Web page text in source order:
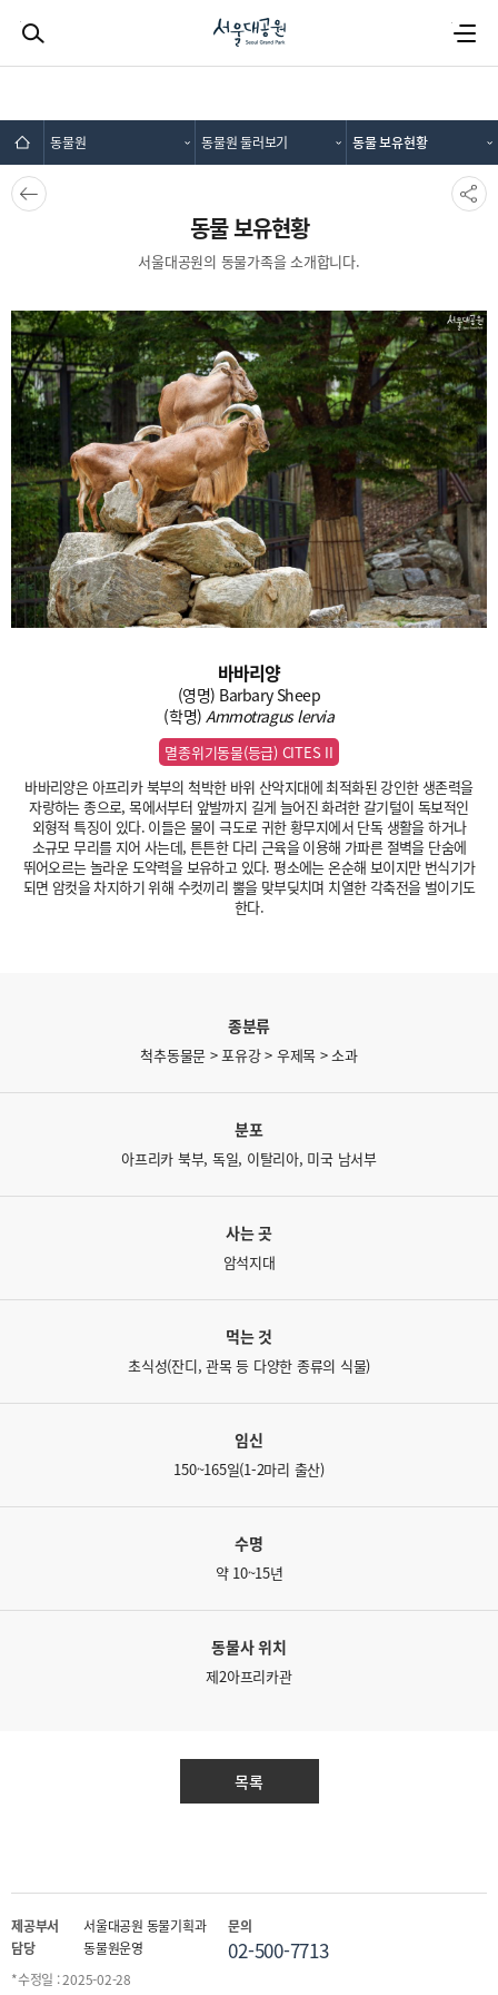
동물원 동물원 둘러보기 동물 보유현황
뒤로가
기
SNS공
유
동물 보유현황
서울대공원의 동물가족을 소개합니다.
바바리양
(영명) Barbary Sheep
(학명) Ammotragus lervia
멸종위기동물(등급) CITES II
바바리양은 아프리카 북부의 척박한 바위 산악지대에 최적화된 강인한 생존력을
자랑하는 종으로, 목에서부터 앞발까지 길게 늘어진 화려한 갈기털이 독보적인
외형적 특징이 있다. 이들은 물이 극도로 귀한 황무지에서 단독 생활을 하거나
소규모 무리를 지어 사는데, 튼튼한 다리 근육을 이용해 가파른 절벽을 단숨에
뛰어오르는 놀라운 도약력을 보유하고 있다. 평소에는 온순해 보이지만 번식기가
되면 암컷을 차지하기 위해 수컷끼리 뿔을 맞부딪치며 치열한 각축전을 벌이기도
한다.
종분류
척추동물문 > 포유강 > 우제목 > 소과
분포
아프리카 북부, 독일, 이탈리아, 미국 남서부
사는 곳
암석지대
먹는 것
초식성(잔디, 관목 등 다양한 종류의 식물)
임신
150~165일(1-2마리 출산)
수명
약 10~15년
동물사 위치
제2아프리카관
목록
제공부서
서울대공원 동물기획과
담당
동물원운영
문의
02-500-7713
*수정일 : 2025-02-28